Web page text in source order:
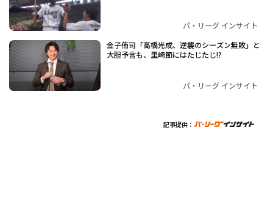
パ・リーグ インサイト
金子侑司「高橋光成、逆襲のシーズン無敗」と
大胆予言も、里崎節にはたじたじ!?
パ・リーグ インサイト
記事提供：